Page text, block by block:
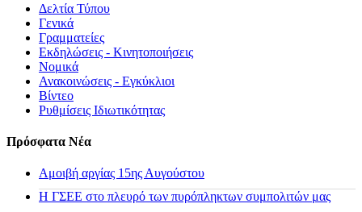
Δελτία Τύπου
Γενικά
Γραμματείες
Εκδηλώσεις - Κινητοποιήσεις
Νομικά
Ανακοινώσεις - Εγκύκλιοι
Βίντεο
Ρυθμίσεις Ιδιωτικότητας
Πρόσφατα Νέα
Αμοιβή αργίας 15ης Αυγούστου
H ΓΣΕΕ στο πλευρό των πυρόπληκτων συμπολιτών μας